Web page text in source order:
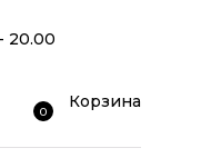
20.00
0
Корзина